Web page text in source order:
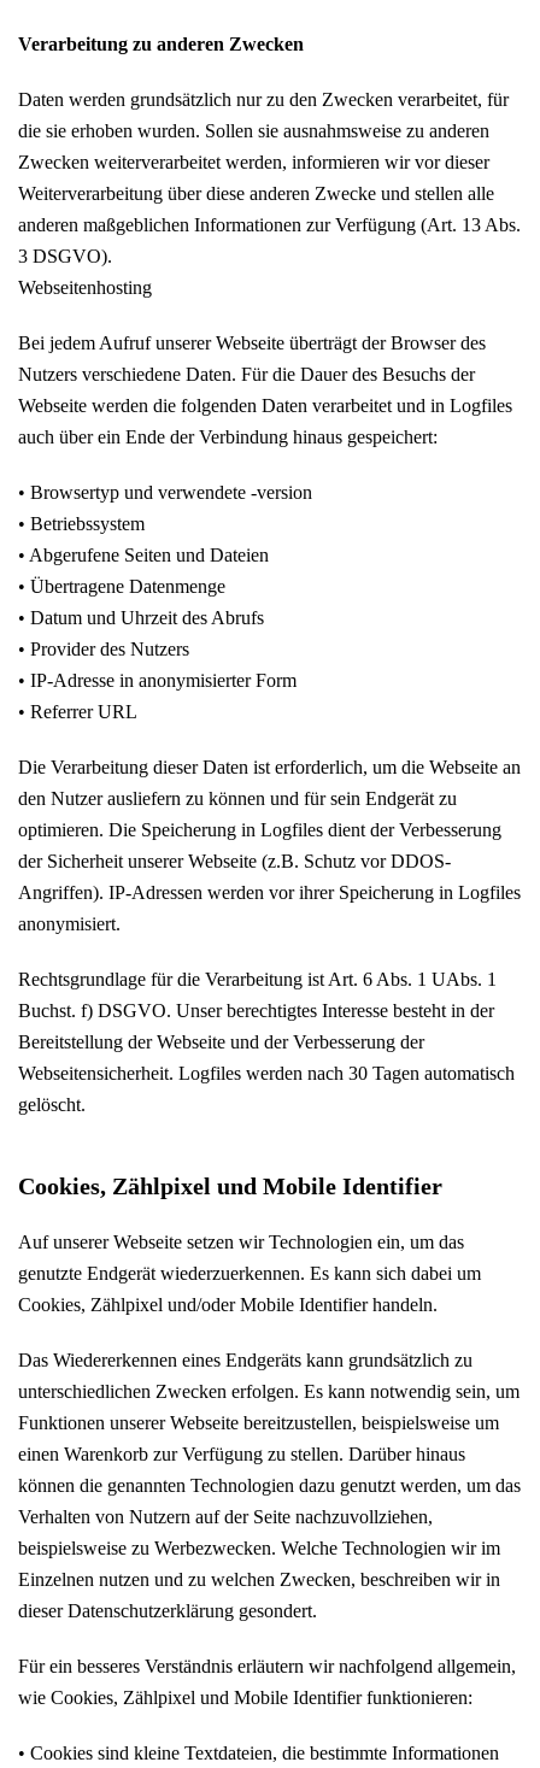
Verarbeitung zu anderen Zwecken
Daten werden grundsätzlich nur zu den Zwecken verarbeitet, für
die sie erhoben wurden. Sollen sie ausnahmsweise zu anderen
Zwecken weiterverarbeitet werden, informieren wir vor dieser
Weiterverarbeitung über diese anderen Zwecke und stellen alle
anderen maßgeblichen Informationen zur Verfügung (Art. 13 Abs.
3 DSGVO).
Webseitenhosting
Bei jedem Aufruf unserer Webseite überträgt der Browser des
Nutzers verschiedene Daten. Für die Dauer des Besuchs der
Webseite werden die folgenden Daten verarbeitet und in Logfiles
auch über ein Ende der Verbindung hinaus gespeichert:
• Browsertyp und verwendete -version
• Betriebssystem
• Abgerufene Seiten und Dateien
• Übertragene Datenmenge
• Datum und Uhrzeit des Abrufs
• Provider des Nutzers
• IP-Adresse in anonymisierter Form
• Referrer URL
Die Verarbeitung dieser Daten ist erforderlich, um die Webseite an
den Nutzer ausliefern zu können und für sein Endgerät zu
optimieren. Die Speicherung in Logfiles dient der Verbesserung
der Sicherheit unserer Webseite (z.B. Schutz vor DDOS-
Angriffen). IP-Adressen werden vor ihrer Speicherung in Logfiles
anonymisiert.
Rechtsgrundlage für die Verarbeitung ist Art. 6 Abs. 1 UAbs. 1
Buchst. f) DSGVO. Unser berechtigtes Interesse besteht in der
Bereitstellung der Webseite und der Verbesserung der
Webseitensicherheit. Logfiles werden nach 30 Tagen automatisch
gelöscht.
Cookies, Zählpixel und Mobile Identifier
Auf unserer Webseite setzen wir Technologien ein, um das
genutzte Endgerät wiederzuerkennen. Es kann sich dabei um
Cookies, Zählpixel und/oder Mobile Identifier handeln.
Das Wiedererkennen eines Endgeräts kann grundsätzlich zu
unterschiedlichen Zwecken erfolgen. Es kann notwendig sein, um
Funktionen unserer Webseite bereitzustellen, beispielsweise um
einen Warenkorb zur Verfügung zu stellen. Darüber hinaus
können die genannten Technologien dazu genutzt werden, um das
Verhalten von Nutzern auf der Seite nachzuvollziehen,
beispielsweise zu Werbezwecken. Welche Technologien wir im
Einzelnen nutzen und zu welchen Zwecken, beschreiben wir in
dieser Datenschutzerklärung gesondert.
Für ein besseres Verständnis erläutern wir nachfolgend allgemein,
wie Cookies, Zählpixel und Mobile Identifier funktionieren:
• Cookies sind kleine Textdateien, die bestimmte Informationen